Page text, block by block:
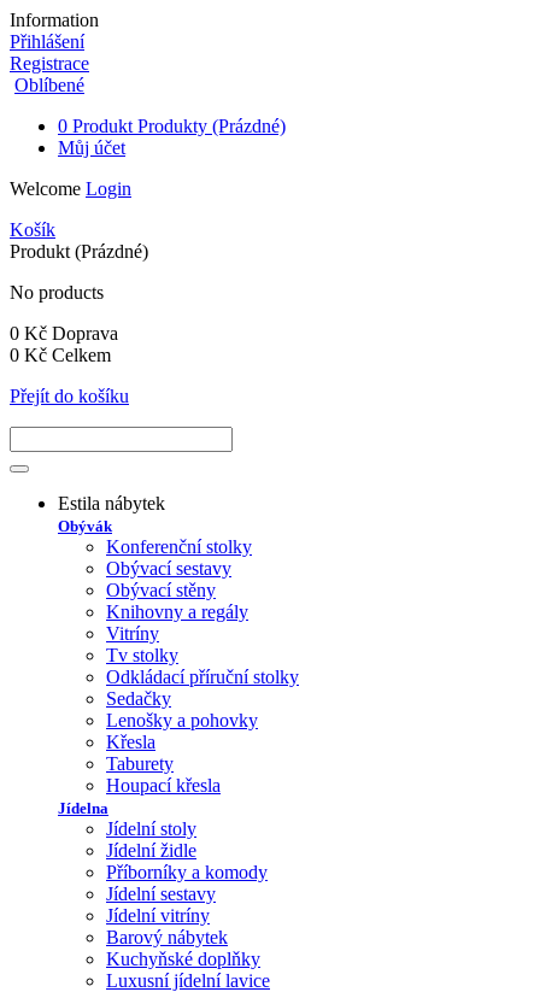
Information
Přihlášení
Registrace
Oblíbené
0 Produkt Produkty (Prázdné)
Můj účet
Welcome Login
Košík
Produkt (Prázdné)
No products
0 Kč Doprava
0 Kč Celkem
Přejít do košíku
Estila nábytek
Obývák
Konferenční stolky
Obývací sestavy
Obývací stěny
Knihovny a regály
Vitríny
Tv stolky
Odkládací příruční stolky
Sedačky
Lenošky a pohovky
Křesla
Taburety
Houpací křesla
Jídelna
Jídelní stoly
Jídelní židle
Příborníky a komody
Jídelní sestavy
Jídelní vitríny
Barový nábytek
Kuchyňské doplňky
Luxusní jídelní lavice